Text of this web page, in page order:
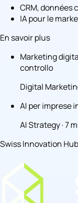
CRM,
IA pour le
En savoir plus
Marketing
controllo
Digital
AI per imprese
AI Strategy · 7
Swiss Innovation Hub